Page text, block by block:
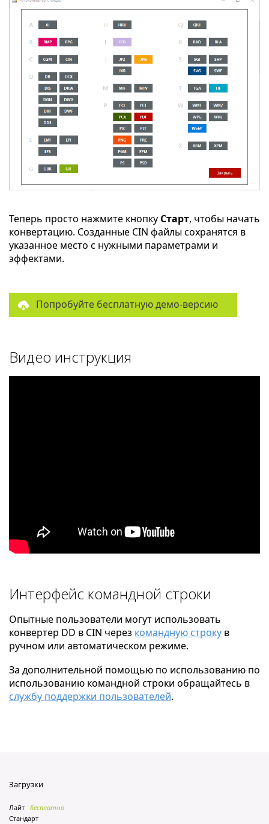
Теперь просто нажмите кнопку Старт, чтобы начать
конвертацию. Созданные CIN файлы сохранятся в
указанное место с нужными параметрами и
эффектами.
Попробуйте бесплатную демо-версию
Видео инструкция
Интерфейс командной строки
Опытные пользователи могут использовать
конвертер DD в CIN через командную строку в
ручном или автоматическом режиме.
За дополнительной помощью по использованию по
использованию командной строки обращайтесь в
службу поддержки пользователей.
Загрузки
Лайт бесплатно
Стандарт